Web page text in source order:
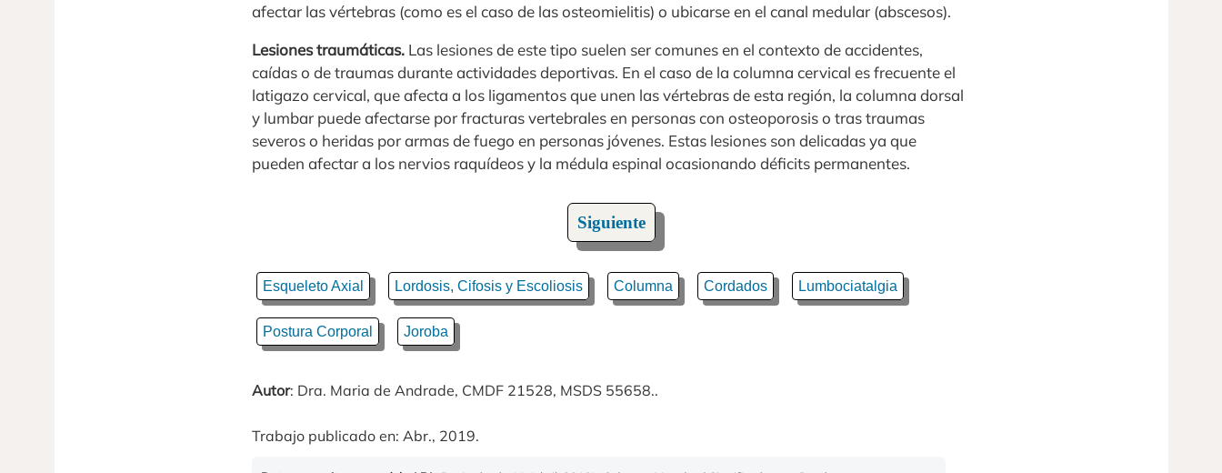
afectar las vértebras (como es el caso de las osteomielitis) o ubicarse en el canal medular (abscesos).
Lesiones traumáticas. Las lesiones de este tipo suelen ser comunes en el contexto de accidentes,
caídas o de traumas durante actividades deportivas. En el caso de la columna cervical es frecuente el
latigazo cervical, que afecta a los ligamentos que unen las vértebras de esta región, la columna dorsal
y lumbar puede afectarse por fracturas vertebrales en personas con osteoporosis o tras traumas
severos o heridas por armas de fuego en personas jóvenes. Estas lesiones son delicadas ya que
pueden afectar a los nervios raquídeos y la médula espinal ocasionando déficits permanentes.
Siguiente
Esqueleto Axial Lordosis, Cifosis y Escoliosis Columna Cordados Lumbociatalgia
Postura Corporal Joroba
Autor: Dra. Maria de Andrade, CMDF 21528, MSDS 55658..
Trabajo publicado en: Abr., 2019.